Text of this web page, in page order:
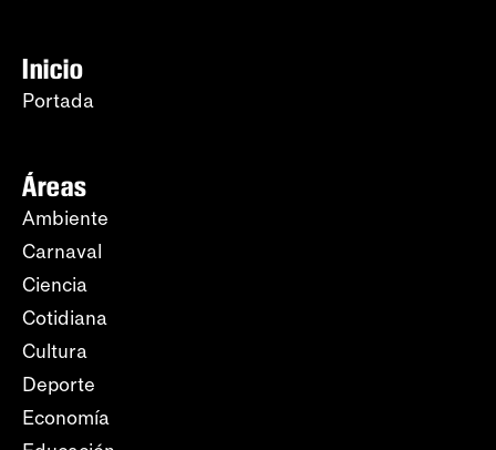
Inicio
Portada
Áreas
Ambiente
Carnaval
Ciencia
Cotidiana
Cultura
Deporte
Economía